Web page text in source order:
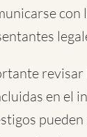
con
revisar
en el